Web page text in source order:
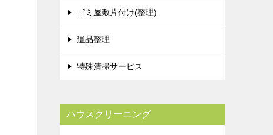
ゴミ屋敷片付け(整理)
遺品整理
特殊清掃サービス
ハウスクリーニング